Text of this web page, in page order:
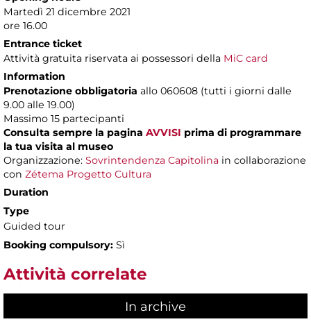
Martedì 21 dicembre 2021
ore 16.00
Entrance ticket
Attività gratuita riservata ai possessori della MiC card
Information
Prenotazione obbligatoria allo 060608 (tutti i giorni dalle
9.00 alle 19.00)
Massimo 15 partecipanti
Consulta sempre la pagina AVVISI prima di programmare
la tua visita al museo
Organizzazione: Sovrintendenza Capitolina in collaborazione
con Zétema Progetto Cultura
Duration
Type
Guided tour
Booking compulsory: Sì
Attività correlate
In archive